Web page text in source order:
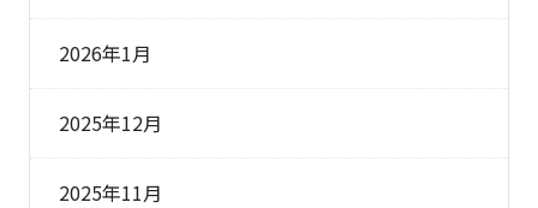
2026年1月
2025年12月
2025年11月